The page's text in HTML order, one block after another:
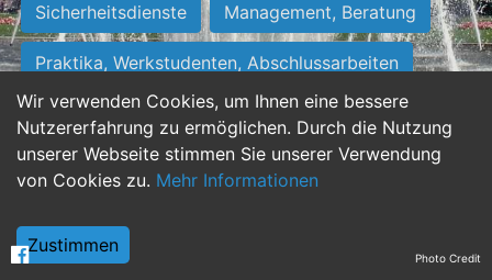
Wir verwenden Cookies, um Ihnen eine bessere
Nutzererfahrung zu ermöglichen. Durch die Nutzung
unserer Webseite stimmen Sie unserer Verwendung
von Cookies zu. Mehr Informationen
Zustimmen
Sicherheitsdienste Management, Beratung
Praktika, Werkstudenten, Abschlussarbeiten
Personalwesen Assistenz, Sekretariat
Hilfskräfte, Aushilfs- und Nebenjobs
Weiterbildung, Studium, duale Ausbildung Photo Credit